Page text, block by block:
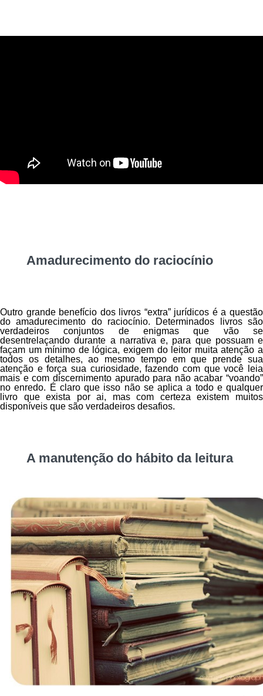
Amadurecimento do raciocínio
Outro grande benefício dos livros “extra” jurídicos é a questão
do amadurecimento do raciocínio. Determinados livros são
verdadeiros conjuntos de enigmas que vão se
desentrelaçando durante a narrativa e, para que possuam e
façam um mínimo de lógica, exigem do leitor muita atenção a
todos os detalhes, ao mesmo tempo em que prende sua
atenção e força sua curiosidade, fazendo com que você leia
mais e com discernimento apurado para não acabar “voando”
no enredo. É claro que isso não se aplica a todo e qualquer
livro que exista por ai, mas com certeza existem muitos
disponíveis que são verdadeiros desafios.
A manutenção do hábito da leitura